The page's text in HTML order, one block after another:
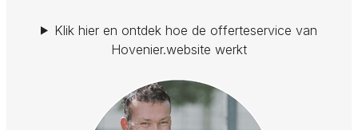
Klik hier en ontdek hoe de offerteservice van
Hovenier.website werkt